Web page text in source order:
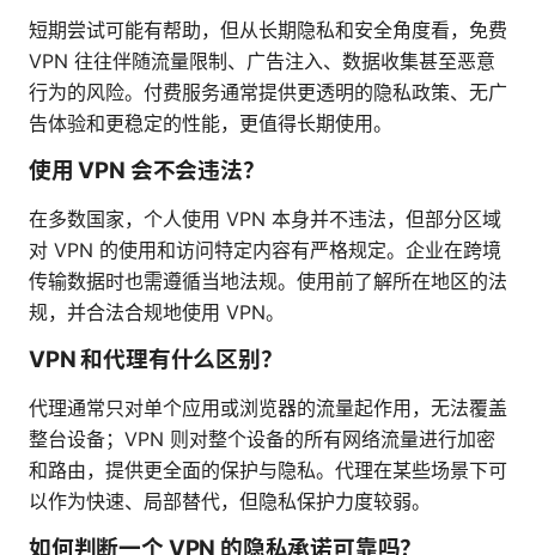
短期尝试可能有帮助，但从长期隐私和安全角度看，免费
VPN 往往伴随流量限制、广告注入、数据收集甚至恶意
行为的风险。付费服务通常提供更透明的隐私政策、无广
告体验和更稳定的性能，更值得长期使用。
使用 VPN 会不会违法？
在多数国家，个人使用 VPN 本身并不违法，但部分区域
对 VPN 的使用和访问特定内容有严格规定。企业在跨境
传输数据时也需遵循当地法规。使用前了解所在地区的法
规，并合法合规地使用 VPN。
VPN 和代理有什么区别？
代理通常只对单个应用或浏览器的流量起作用，无法覆盖
整台设备；VPN 则对整个设备的所有网络流量进行加密
和路由，提供更全面的保护与隐私。代理在某些场景下可
以作为快速、局部替代，但隐私保护力度较弱。
如何判断一个 VPN 的隐私承诺可靠吗？